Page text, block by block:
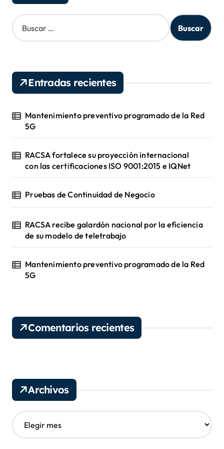
s
B
u
r
Entradas recientes
Mantenimiento preventivo programado de la Red
5G
RACSA fortalece su proyección internacional
con las certificaciones ISO 9001:2015 e IQNet
Pruebas de Continuidad de Negocio
RACSA recibe galardón nacional por la eficiencia
de su modelo de teletrabajo
Mantenimiento preventivo programado de la Red
5G
Comentarios recientes
Archivos
A
r